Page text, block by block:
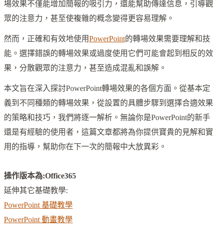
場效果不僅能增加簡報的吸引力，還能幫助傳達信息，引導觀
眾的注意力，甚至使複雜的概念變得更容易理解。
然而，正確和有效地使用PowerPoint的轉場效果需要理解和技
能。選擇錯誤的轉場效果或過度使用它們可能會起到相反的效
果，分散觀眾的注意力，甚至造成混亂和誤解。
本文旨在深入探討PowerPoint轉場效果的各個方面。從基本定
義到不同種類的轉場效果，從設置的具體步驟到選擇合適效果
的策略和技巧，我們將逐一解析。無論你是PowerPoint的新手
還是有經驗的使用者，這篇文章都將為你提供寶貴的見解和實
用的指導，幫助你在下一次的簡報中大放異彩。
操作版本為:Office365
延伸其它基礎教學:
PowerPoint 基礎教學
PowerPoint 動畫教學